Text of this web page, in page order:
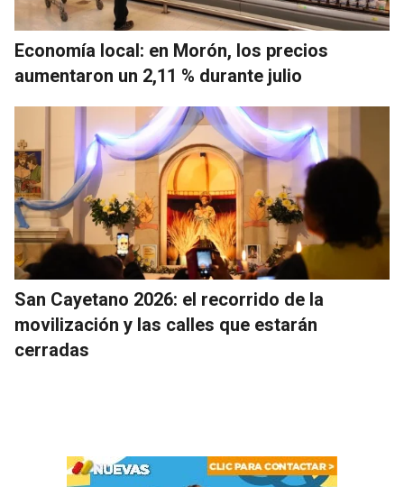
Economía local: en Morón, los precios
aumentaron un 2,11 % durante julio
San Cayetano 2026: el recorrido de la
movilización y las calles que estarán
cerradas